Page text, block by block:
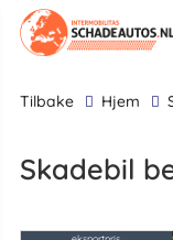
tilbake Hjem
skadebil